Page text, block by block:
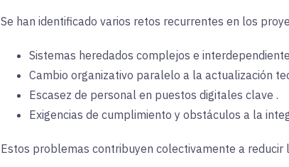
Se han identificado varios retos recurrentes en los
Sistemas heredados complejos e
Cambio organizativo paralelo a la actualización
Escasez de personal en puestos digitales clave .
Exigencias de cumplimiento y obstáculos a la
Estos problemas contribuyen colectivamente a